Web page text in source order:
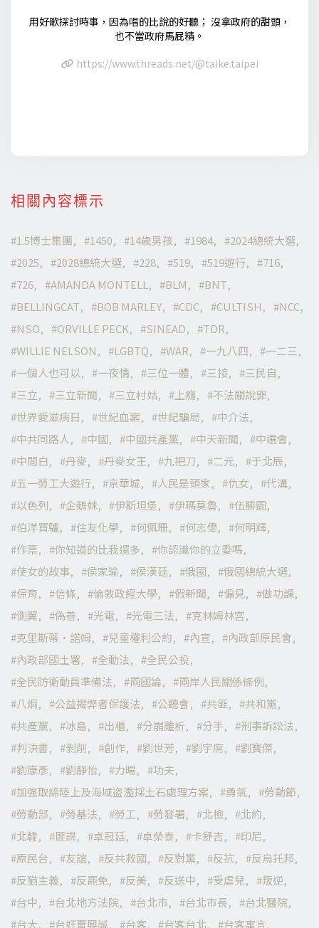
用好歌探討時事，因為唱的比說的好聽； 沒拿政府的甜頭，
也不當政府馬屁精。
https://www.threads.net/@taike.taipei
相關內容標示
1.5博士集團 1450 14歲男孩 1984
2024總統大選
2025
2028總統大選 228 519 519遊行
716
726
AMANDA MONTELL BLM
BNT
BELLINGCAT
BOB MARLEY CDC CULTISH
NCC
NSO
ORVILLE PECK SINEAD
TDR
WILLIE NELSON
LGBTQ WAR 一九八四
一二三
一個人也可以
一夜情 三位一體 三接
三民自
三立
三立新聞 三立村姑 上癮
不法關說罪
世界愛滋病日
世紀血案 世紀騙局
中介法
中共同路人
中國 中國共產黨 中天新聞
中選會
中間白
丹麥 丹麥女王 九把刀 二元
于北辰
五一勞工大遊行
京華城 人民是頭家 仇女
代溝
以色列
企鵝妹 伊斯坦堡 伊瑪莫魯
伍勝園
伯洋買驢
住友化學 何佩珊 何志偉
何明輝
作票
你知道的比我還多
你認識你的立委嗎
使女的故事
侯家瑜 侯漢廷 俄國
俄國總統大選
保育
信條 倫敦政經大學 假新聞 偏見
做功課
側翼
偽善 光電 光電三法
克林姆林宮
克里斯蒂·諾姆
兒童權利公約 內宣
內政部原民會
內政部國土署
全動法
全民公投
全民防衛動員準備法
兩國論
兩岸人民關係條例
八炯
公益揭弊者保護法 公聽會 共匪
共和黨
共產黨
冰島 出櫃 分崩離析 分手
刑事訴訟法
判決書
剝削 創作 劉世芳 劉宇席
劉寶傑
劉康彥
劉靜怡 力暘
功夫
加強取締陸上及海域盜濫採土石處理方案
勇氣
勞動節
勞動部
勞基法 勞工 勞發署 北檢
北約
北韓
匪諜 卓冠廷 卓榮泰 卡舒吉
印尼
原民台
友誼 反共救國 反對黨 反抗
反烏托邦
反猶主義
反罷免 反美 反送中 受虐兒
叛逆
台中
台北地方法院 台北市 台北市長
台北醫院
台大
台奸曹興誠 台客 台客台北
台客寓言